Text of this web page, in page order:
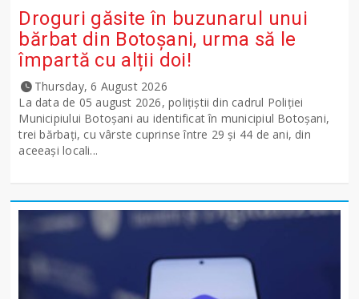
Droguri găsite în buzunarul unui
bărbat din Botoșani, urma să le
împartă cu alții doi!
Thursday, 6 August 2026
La data de 05 august 2026, polițiștii din cadrul Poliției
Municipiului Botoșani au identificat în municipiul Botoșani,
trei bărbați, cu vârste cuprinse între 29 și 44 de ani, din
aceeași locali...